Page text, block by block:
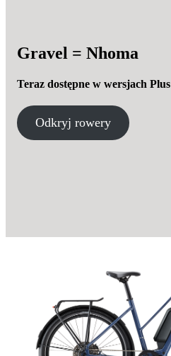
Gravel = Nhoma
Teraz dostępne w wersjach
Odkryj rowery